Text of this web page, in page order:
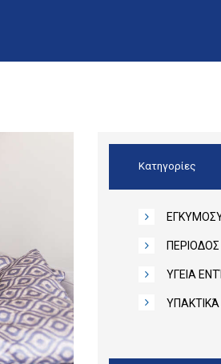
Κατηγορίες
ΠΕΡΙΟΔΟΣ
ΥΓΕΙΑ
ΥΠΑΚΤΙΚΆ